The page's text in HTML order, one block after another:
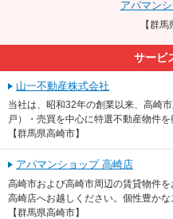
アパマン
【群馬
サービ
山一不動産株式会社
当社は、昭和32年の創業以来、高崎
戸）・売買を中心に特選不動産物件を
【群馬県高崎市】
アパマンショップ 高崎店
高崎市および高崎市周辺の賃貸物件
高崎店へお越しください。個性豊かな
【群馬県高崎市】